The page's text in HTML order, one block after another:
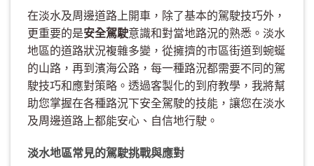
在淡水及周邊道路上開車，除了基本的駕駛技巧外，
更重要的是安全駕駛意識和對當地路況的熟悉。淡水
地區的道路狀況複雜多變，從擁擠的市區街道到蜿蜒
的山路，再到濱海公路，每一種路況都需要不同的駕
駛技巧和應對策略。透過客製化的到府教學，我將幫
助您掌握在各種路況下安全駕駛的技能，讓您在淡水
及周邊道路上都能安心、自信地行駛。
淡水地區常見的駕駛挑戰與應對